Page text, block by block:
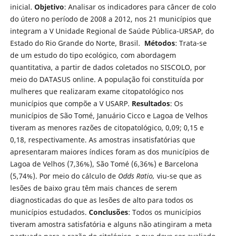
inicial. Objetivo: Analisar os indicadores para câncer de colo
do útero no período de 2008 a 2012, nos 21 municípios que
integram a V Unidade Regional de Saúde Pública-URSAP, do
Estado do Rio Grande do Norte, Brasil. Métodos: Trata-se
de um estudo do tipo ecológico, com abordagem
quantitativa, a partir de dados coletados no SISCOLO, por
meio do DATASUS online. A população foi constituída por
mulheres que realizaram exame citopatológico nos
municípios que compõe a V USARP. Resultados: Os
municípios de São Tomé, Januário Cicco e Lagoa de Velhos
tiveram as menores razões de citopatológico, 0,09; 0,15 e
0,18, respectivamente. As amostras insatisfatórias que
apresentaram maiores índices foram as dos municípios de
Lagoa de Velhos (7,36%), São Tomé (6,36%) e Barcelona
(5,74%). Por meio do cálculo de Odds Ratio, viu-se que as
lesões de baixo grau têm mais chances de serem
diagnosticadas do que as lesões de alto para todos os
municípios estudados. Conclusões: Todos os municípios
tiveram amostra satisfatória e alguns não atingiram a meta